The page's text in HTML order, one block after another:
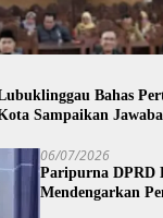
Bahas
Sampaikan
06/07/2026
Paripurna DPRD
Mendengarkan